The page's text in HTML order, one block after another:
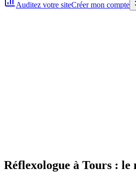
Auditez votre siteCréer mon compte
Réflexologue à Tours : le